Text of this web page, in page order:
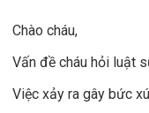
Chào cháu,
Vấn đề cháu hỏi luật
Việc xảy ra gây bức